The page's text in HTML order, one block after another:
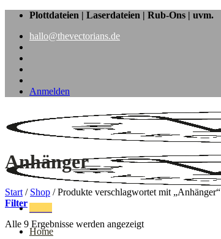
Zum
springen
Plottdateien | Laserdateien | Rub-Ons | uvm.
hallo@thevectorians.de
Anmelden
Home
Anhänger
Start / Shop /Produkte verschlagwortet mit „Anhänger“
Filter
Alle 9 Ergebnisse werden angezeigtNach